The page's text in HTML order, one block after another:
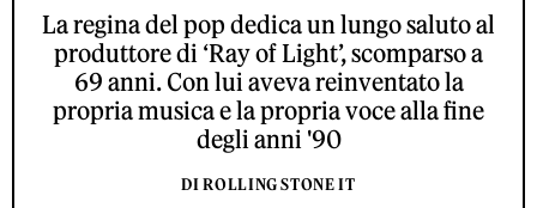
La regina del pop dedica un lungo saluto al
produttore di ‘Ray of Light’, scomparso a
69 anni. Con lui aveva reinventato la
propria musica e la propria voce alla fine
degli anni '90
DI ROLLING STONE IT